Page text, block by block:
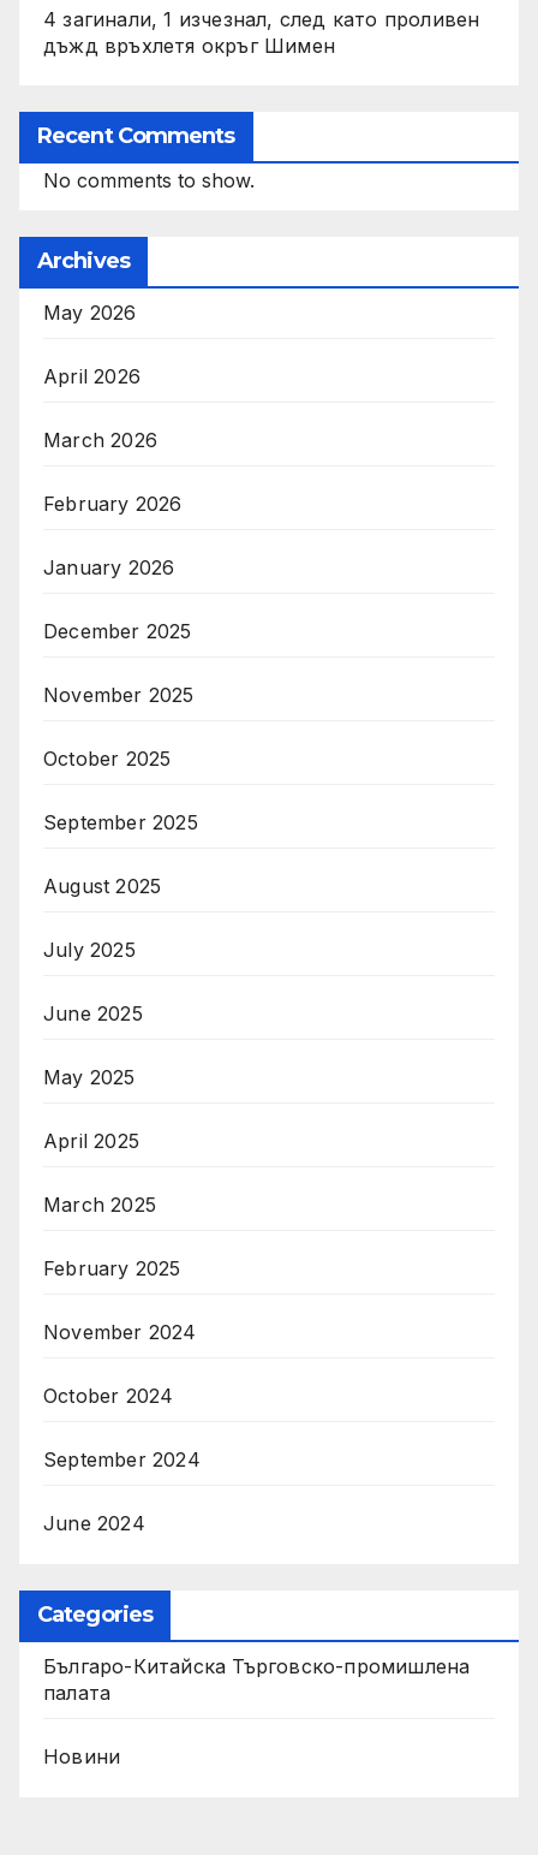
4 загинали, 1 изчезнал, след като проливен
дъжд връхлетя окръг Шимен
Recent Comments
No comments to show.
Archives
May 2026
April 2026
March 2026
February 2026
January 2026
December 2025
November 2025
October 2025
September 2025
August 2025
July 2025
June 2025
May 2025
April 2025
March 2025
February 2025
November 2024
October 2024
September 2024
June 2024
Categories
Българо-Китайска Търговско-промишлена
палaта
Новини